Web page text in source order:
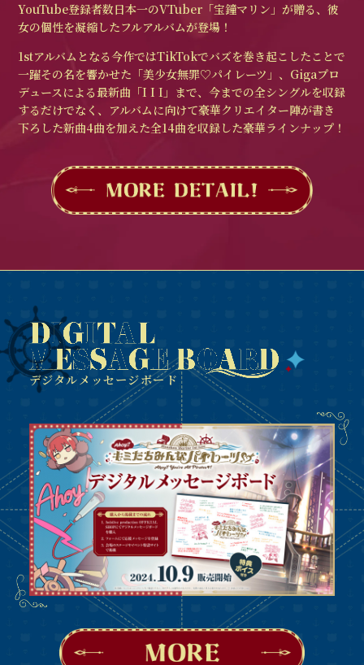
YouTube登録者数日本一のVTuber「宝鐘マリン」が贈る、彼
女の個性を凝縮したフルアルバムが登場！
1stアルバムとなる今作ではTikTokでバズを巻き起こしたことで
⼀躍その名を響かせた「美少⼥無罪♡パイレーツ」、Gigaプロ
デュースによる最新曲「I I I」まで、今までの全シングルを収録
するだけでなく、アルバムに向けて豪華クリエイター陣が書き
下ろした新曲4曲を加えた全14曲を収録した豪華ラインナップ！
デジタルメッセージボード